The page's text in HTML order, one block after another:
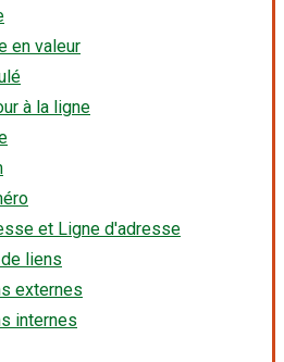
en valeur
à la ligne
et Ligne d'adresse
liens
externes
internes